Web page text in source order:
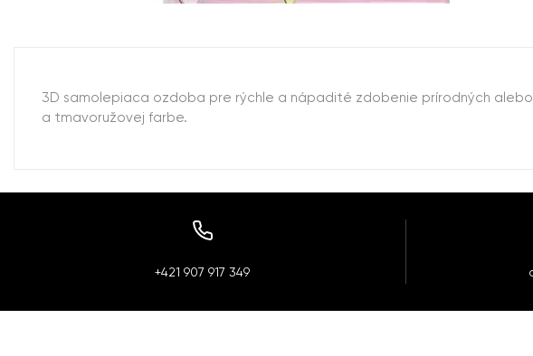
3D samolepiaca ozdoba pre rýchle a nápadité zdobenie prírodných
a tmavoružovej farbe.
+421 907 917 349